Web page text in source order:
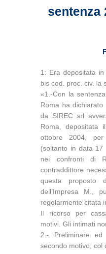
sentenza
1: Era depositata in
bis cod. proc. civ. la
«1.-Con la
Roma ha dichiarato
da SIREC srl
Roma, depositata
ottobre 2004, per
(soltanto in data 17
nei confronti di
contraddittore
questa proposto
dell’Impresa M.,
regolarmente citata
Il ricorso per
motivi. Gli intimati
2.- Preliminare ed
secondo motivo, col